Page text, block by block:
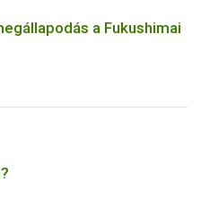
a Fukushimai